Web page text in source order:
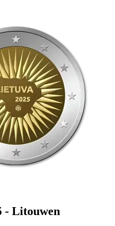
- Litouwen